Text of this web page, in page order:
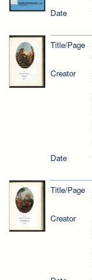
Date
Title/Page
Creator
Date
Title/Page
Creator